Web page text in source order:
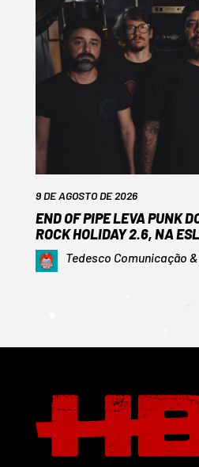
9 DE AGOSTO DE 2026
END OF PIPE LEVA PUNK
ROCK HOLIDAY 2.6, NA
Tedesco Comunicação